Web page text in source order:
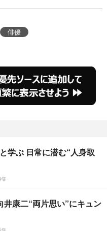
俳優
学ぶ 日常に潜む“人身取
集
井康二“両片思い”にキュン